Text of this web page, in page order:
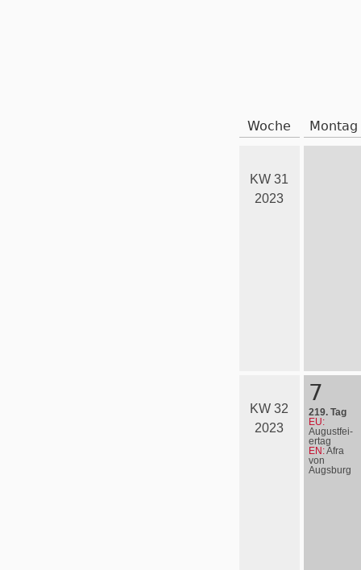
Woche Montag
KW 31
2023
KW 32
2023
7
219. Tag
EU:
August­fei­
er­tag
EN:Afra
von
Augsburg